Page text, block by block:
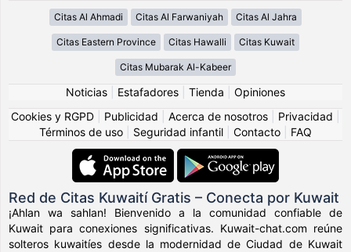
Citas Al Ahmadi Citas Al Farwaniyah Citas Al Jahra
Citas Eastern Province Citas Hawalli Citas Kuwait
Citas Mubarak Al-Kabeer
Noticias Estafadores Tienda
Opiniones
Cookies y RGPD
Publicidad Acerca de nosotros Privacidad
Términos de uso
Seguridad infantil Contacto FAQ
Red de Citas Kuwaití Gratis – Conecta por Kuwait
¡Ahlan wa sahlan! Bienvenido a la comunidad confiable de
Kuwait para conexiones significativas. Kuwait-chat.com reúne
solteros kuwaitíes desde la modernidad de Ciudad de Kuwait